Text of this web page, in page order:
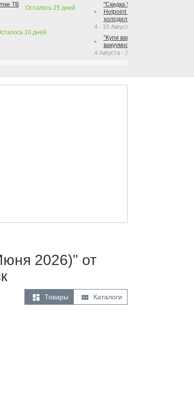
ТВ
Осталось 25 дней
10дней
"Скидка 50% на варочную
Hotpoint при покупке духового
холодильника Hotpoint!"
4 - 10 Августа 2026
"Купи вакуумный упаковщик +
вакуумного упаковщика =
4 Августа - 30 Сентября 2026
2026)" от
 Товары  Каталоги